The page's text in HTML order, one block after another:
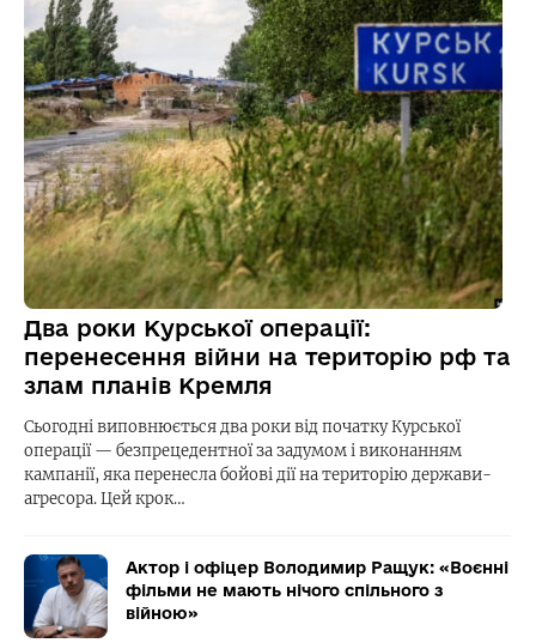
Два роки Курської операції:
перенесення війни на територію рф та
злам планів Кремля
Сьогодні виповнюється два роки від початку Курської
операції — безпрецедентної за задумом і виконанням
кампанії, яка перенесла бойові дії на територію держави-
агресора. Цей крок…
Актор і офіцер Володимир Ращук: «Воєнні
фільми не мають нічого спільного з
війною»